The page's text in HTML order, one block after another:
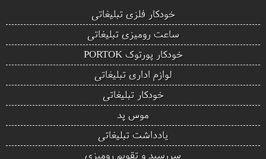
خودکار فلزی تبلیغاتی
ساعت رومیزی تبلیغاتی
خودکار پورتوک PORTOK
لوازم اداری تبلیغاتی
خودکار تبلیغاتی
موس پد
یادداشت تبلیغاتی
سررسید و تقویم رومیزی